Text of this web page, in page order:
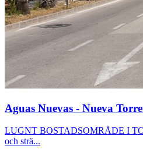
Aguas Nuevas - Nueva
LUGNT BOSTADSOMRÅDE I
och strä...